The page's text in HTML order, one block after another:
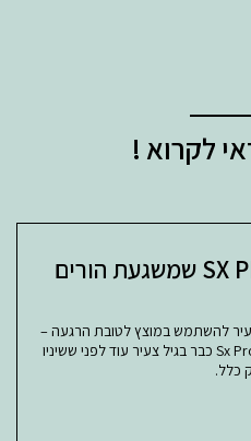
לקרוא !
הפטמה המהפכנית SX PRO שמשגעת הורים
להשתמש במוצץ לטובת הרגעה –
במידה ותשתמשו במוצץ עם פטמת Sx Pro כבר בגיל צעיר עוד לפני ששיניו
כלל.